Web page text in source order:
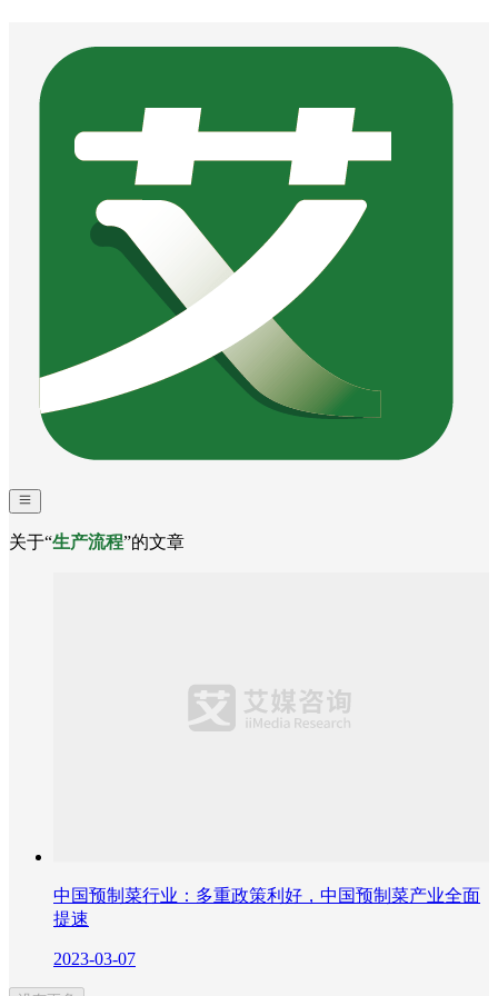
关于“生产流程”的文章
中国预制菜行业：多重政策利好，中国预制菜产业全面
提速
2023-03-07